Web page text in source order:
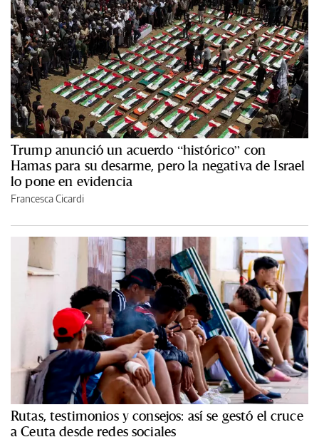
Trump anunció un acuerdo “histórico” con
Hamas para su desarme, pero la negativa de Israel
lo pone en evidencia
Francesca Cicardi
Rutas, testimonios y consejos: así se gestó el cruce
a Ceuta desde redes sociales